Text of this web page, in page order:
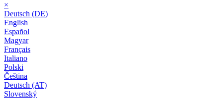
×
Deutsch (DE)
English
Español
Magyar
Français
Italiano
Polski
Čeština
Deutsch (AT)
Slovenský